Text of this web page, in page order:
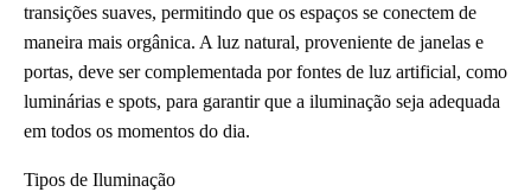
transições suaves, permitindo que os espaços se conectem de
maneira mais orgânica. A luz natural, proveniente de janelas e
portas, deve ser complementada por fontes de luz artificial, como
luminárias e spots, para garantir que a iluminação seja adequada
em todos os momentos do dia.
Tipos de Iluminação